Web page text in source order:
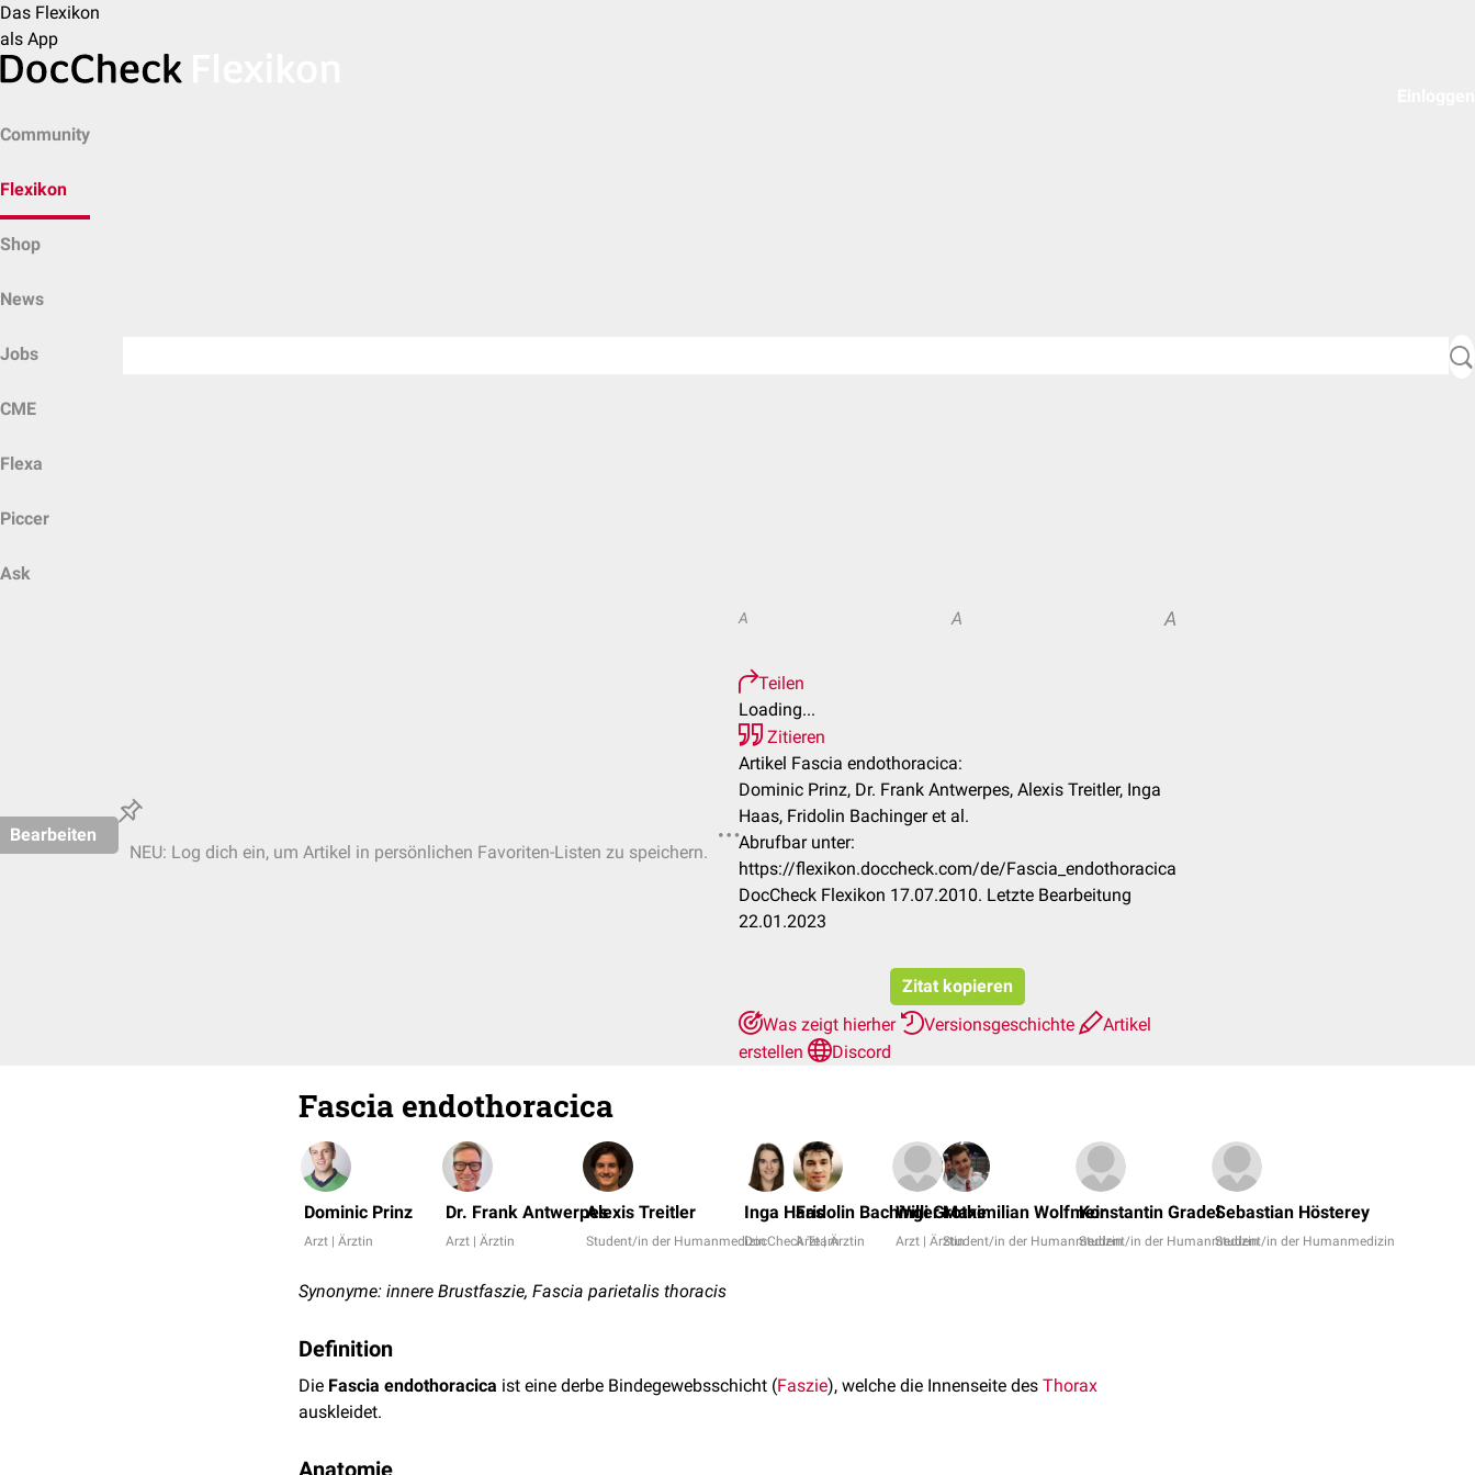
Das Flexikon
als App
Community
Flexikon
Shop
News
Jobs
CME
Flexa
Piccer
Ask
Bearbeiten
NEU: Log dich ein, um Artikel in persönlichen Favoriten-Listen zu speichern.
A A A
Teilen
Loading...
Zitieren
Artikel Fascia endothoracica:
Dominic Prinz, Dr. Frank Antwerpes, Alexis Treitler, Inga
Haas, Fridolin Bachinger et al.
Abrufbar unter:
https://flexikon.doccheck.com/de/Fascia_endothoracica
DocCheck Flexikon 17.07.2010. Letzte Bearbeitung
22.01.2023
Zitat kopieren
Was zeigt hierher
Versionsgeschichte
Artikel
erstellen
Discord
Fascia endothoracica
Dominic Prinz
Arzt | Ärztin
Dr. Frank Antwerpes
Arzt | Ärztin
Alexis Treitler
Student/in der Humanmedizin
Inga Haas
DocCheck Team
Fridolin Bachinger
Arzt | Ärztin
Willi Grothe
Arzt | Ärztin
Maximilian Wolfmeir
Student/in der Humanmedizin
Konstantin Gradel
Student/in der Humanmedizin
Sebastian Hösterey
Student/in der Humanmedizin
Synonyme: innere Brustfaszie, Fascia parietalis thoracis
Definition
Die Fascia endothoracica ist eine derbe Bindegewebsschicht (Faszie), welche die Innenseite des Thorax
auskleidet.
Anatomie